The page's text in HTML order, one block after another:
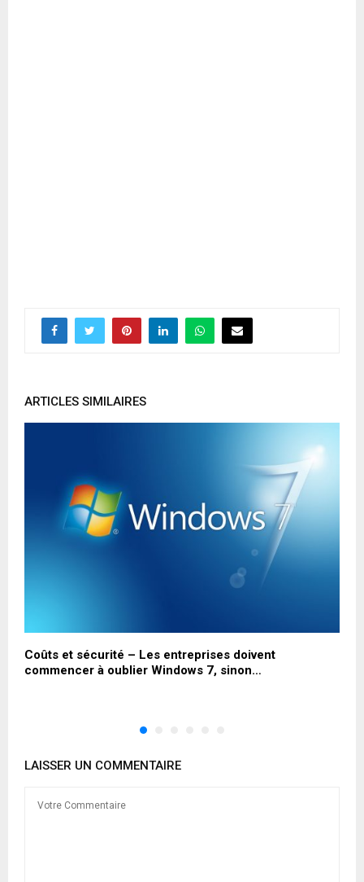
ARTICLES SIMILAIRES
Coûts et sécurité – Les entreprises doivent
commencer à oublier Windows 7, sinon…
LAISSER UN COMMENTAIRE